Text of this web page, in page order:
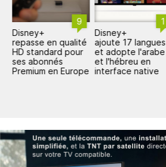
9
Disney+
repasse en qualité
HD standard pour
ses abonnés
Premium en Europe
1
Disney+
ajoute 17 langues
et adopte l'arabe
et l'hébreu en
interface native